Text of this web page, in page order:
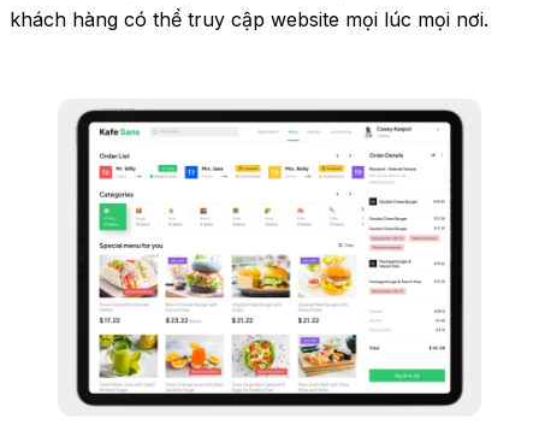
khách hàng có thể truy cập website mọi lúc mọi nơi.